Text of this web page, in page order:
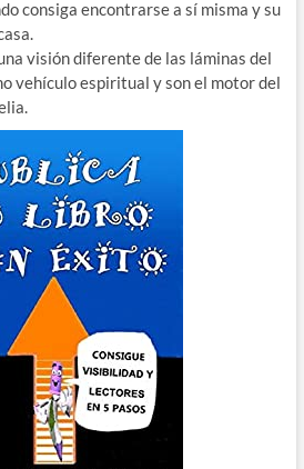
consiga encontrarse a sí misma y su
visión diferente de las láminas del
vehículo espiritual y son el motor del